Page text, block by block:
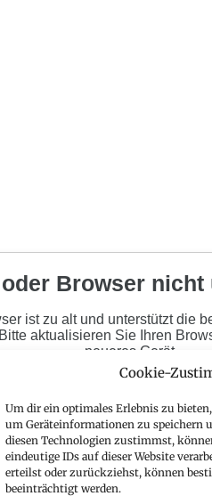
Cookie-
Um dir ein optimales Erlebnis zu
um Geräteinformationen zu speichern
diesen Technologien zustimmst,
eindeutige IDs auf dieser Website
erteilst oder zurückziehst, können
beeinträchtigt werden.